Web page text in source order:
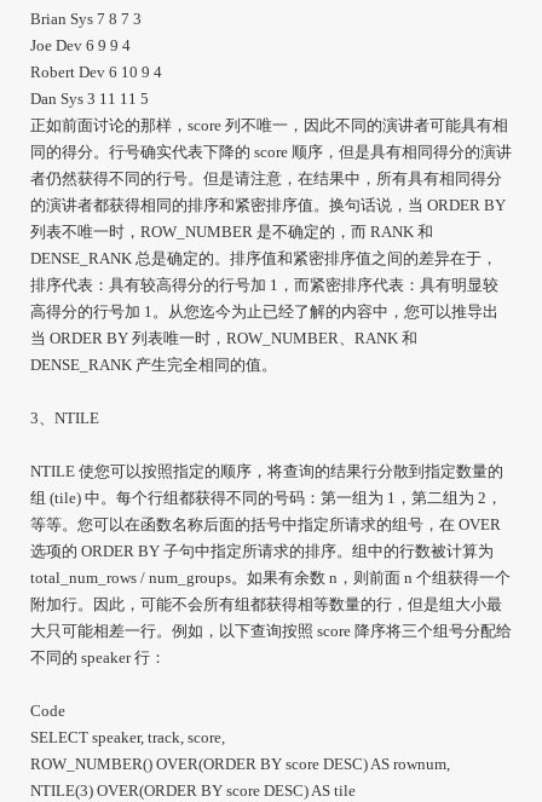
Brian Sys 7 8 7 3
Joe Dev 6 9 9 4
Robert Dev 6 10 9 4
Dan Sys 3 11 11 5
正如前面讨论的那样，score 列不唯一，因此不同的演讲者可能具有相
同的得分。行号确实代表下降的 score 顺序，但是具有相同得分的演讲
者仍然获得不同的行号。但是请注意，在结果中，所有具有相同得分
的演讲者都获得相同的排序和紧密排序值。换句话说，当 ORDER BY
列表不唯一时，ROW_NUMBER 是不确定的，而 RANK 和
DENSE_RANK 总是确定的。排序值和紧密排序值之间的差异在于，
排序代表：具有较高得分的行号加 1，而紧密排序代表：具有明显较
高得分的行号加 1。从您迄今为止已经了解的内容中，您可以推导出
当 ORDER BY 列表唯一时，ROW_NUMBER、RANK 和
DENSE_RANK 产生完全相同的值。
3、NTILE
NTILE 使您可以按照指定的顺序，将查询的结果行分散到指定数量的
组 (tile) 中。每个行组都获得不同的号码：第一组为 1，第二组为 2，
等等。您可以在函数名称后面的括号中指定所请求的组号，在 OVER
选项的 ORDER BY 子句中指定所请求的排序。组中的行数被计算为
total_num_rows / num_groups。如果有余数 n，则前面 n 个组获得一个
附加行。因此，可能不会所有组都获得相等数量的行，但是组大小最
大只可能相差一行。例如，以下查询按照 score 降序将三个组号分配给
不同的 speaker 行：
Code
SELECT speaker, track, score,
ROW_NUMBER() OVER(ORDER BY score DESC) AS rownum,
NTILE(3) OVER(ORDER BY score DESC) AS tile